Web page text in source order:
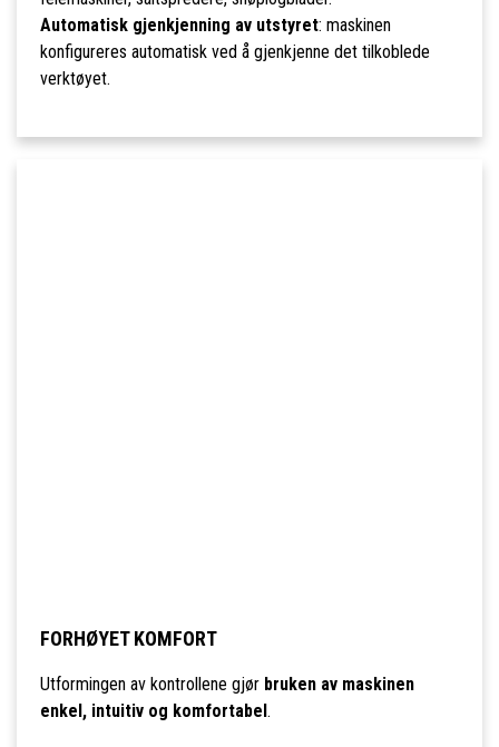
Automatisk gjenkjenning av utstyret: maskinen
konfigureres automatisk ved å gjenkjenne det tilkoblede
verktøyet.
FORHØYET KOMFORT
Utformingen av kontrollene gjør bruken av maskinen
enkel, intuitiv og komfortabel .